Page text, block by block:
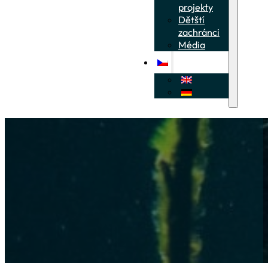
projekty
Dětští
zachránci
Média